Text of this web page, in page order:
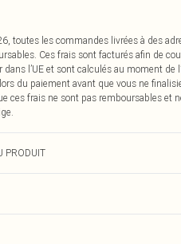
toutes les commandes livrées à des
Ces frais sont facturés afin de
l’UE et sont calculés au moment
du paiement avant que vous ne
ces frais ne sont pas remboursables et
PRODUIT